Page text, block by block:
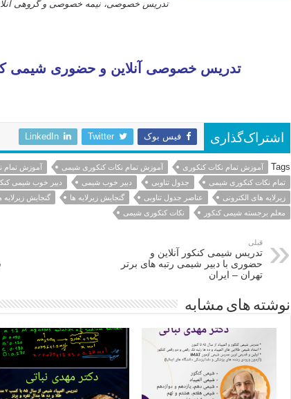
تدریس خصوصی، نیمه خصوصی و گروهی
تدریس خصوصی آنلاین و حضوری شیمی
اشتراک‌گذاری فیس بوک Twitter
LinkedIn
Tags آموزش تمام نکات کنکوری آموزش تمام نکات کنکوری شیمی
آموزش تمام
تمام نکات کنکوری شیمی
جدول تناوبی دبیر خوب شیمی دبیر خوب شیمی
زیرلایه های الکترونی
عناصر جدول تناوبی گنجایش زیرلایه ها گنجایش زیرلایه
معلم برجسته شیمی کنکور
نکات کنکوری شیمی
قبلی
تدریس شیمی کنکور آنلاین و
حضوری با دبیر شیمی رتبه های برتر
تهران – ایران
نوشته های مشابه